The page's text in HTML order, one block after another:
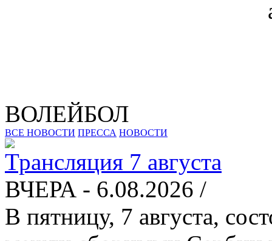
ВОЛЕЙБОЛ
ВСЕ НОВОСТИ ПРЕССА НОВОСТИ
Трансляция 7 августа
ВЧЕРА - 6.08.2026 /
В пятницу, 7 августа,